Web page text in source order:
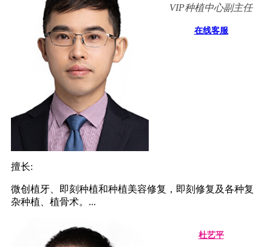
VIP种植中心副主任
在线客服
擅长:
微创植牙、即刻种植和种植美容修复，即刻修复及各种复
杂种植、植骨术。...
杜艺平